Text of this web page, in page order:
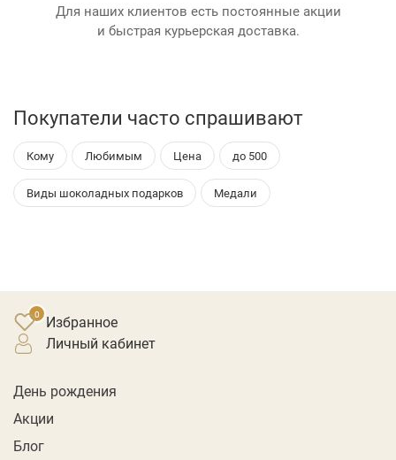
Для наших клиентов есть постоянные акции
и быстрая курьерская доставка.
Покупатели часто спрашивают
Кому Любимым Цена до 500
Виды шоколадных подарков Медали
Избранное
личный кабинет
День рождения
Акции
Блог